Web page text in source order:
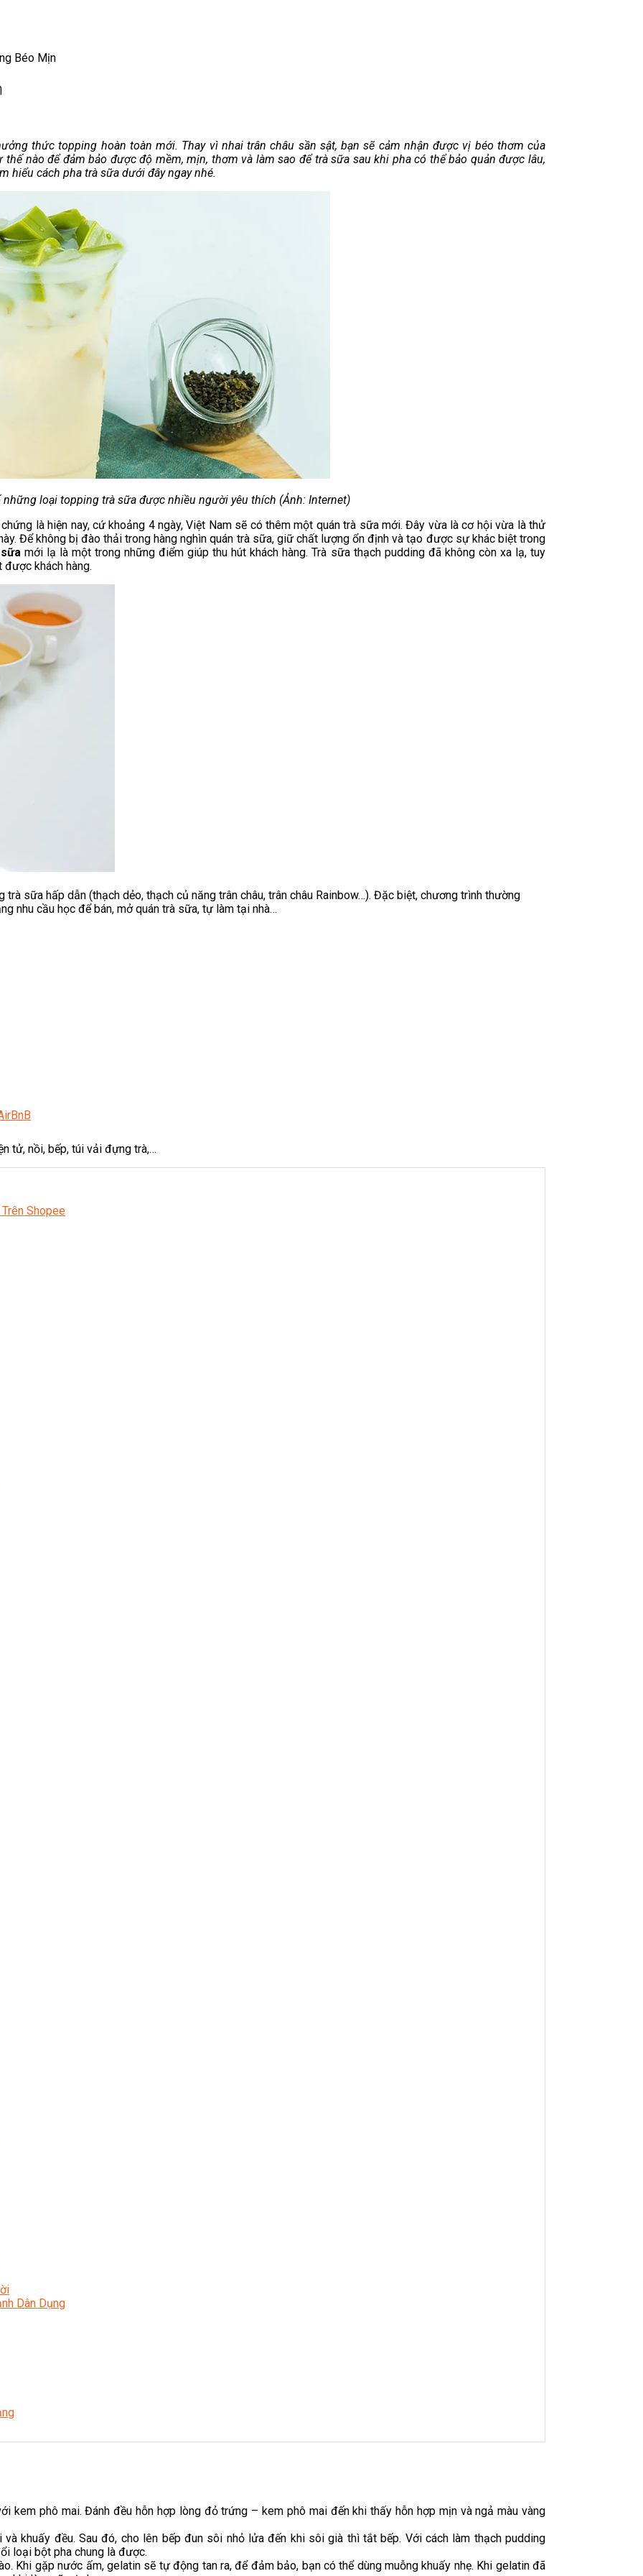
Shopee
Dân Dụng
Béo Mịn
thức topping hoàn toàn mới. Thay vì nhai trân châu sần sật, bạn sẽ cảm nhận được vị béo thơm của
nào để đảm bảo được độ mềm, mịn, thơm và làm sao để trà sữa sau khi pha có thể bảo quản được lâu,
hiểu cách pha trà sữa dưới đây ngay nhé.
loại topping trà sữa được nhiều người yêu thích (Ảnh: Internet)
là hiện nay, cứ khoảng 4 ngày, Việt Nam sẽ có thêm một quán trà sữa mới. Đây vừa là cơ hội vừa là thử
Để không bị đào thải trong hàng nghìn quán trà sữa, giữ chất lượng ổn định và tạo được sự khác biệt trong
mới lạ là một trong những điểm giúp thu hút khách hàng. Trà sữa thạch pudding đã không còn xa lạ, tuy
được khách hàng.
sữa hấp dẫn (thạch dẻo, thạch củ năng trân châu, trân châu Rainbow…). Đặc biệt, chương trình thường
nhu cầu học để bán, mở quán trà sữa, tự làm tại nhà…
tử, nồi, bếp, túi vải đựng trà,…
kem phô mai. Đánh đều hỗn hợp lòng đỏ trứng – kem phô mai đến khi thấy hỗn hợp mịn và ngả màu vàng
khuấy đều. Sau đó, cho lên bếp đun sôi nhỏ lửa đến khi sôi già thì tắt bếp. Với cách làm thạch pudding
loại bột pha chung là được.
Khi gặp nước ấm, gelatin sẽ tự động tan ra, để đảm bảo, bạn có thể dùng muỗng khuấy nhẹ. Khi gelatin đã